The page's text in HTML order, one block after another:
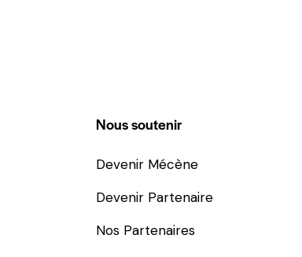
Nous soutenir
Devenir Mécène
Devenir Partenaire
Nos Partenaires